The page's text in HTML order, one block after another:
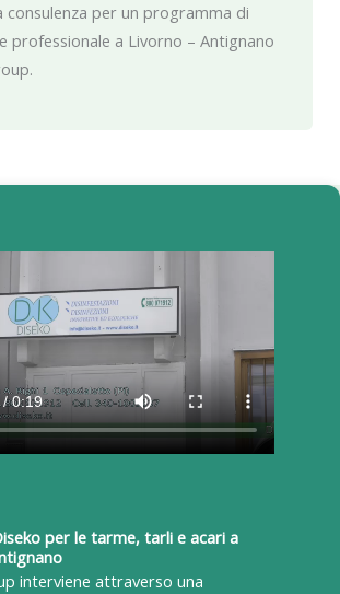
consulenza per un programma di
professionale a Livorno – Antignano
per le tarme, tarli e acari a
interviene attraverso una